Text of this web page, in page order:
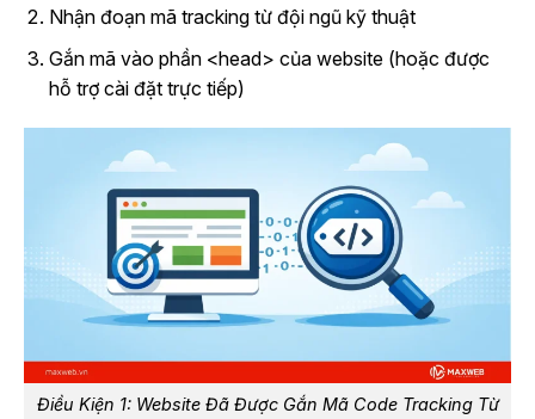
Nhận đoạn mã tracking từ đội ngũ kỹ thuật
Gắn mã vào phần <head> của website (hoặc được
hỗ trợ cài đặt trực tiếp)
Điều Kiện 1: Website Đã Được Gắn Mã Code Tracking Từ